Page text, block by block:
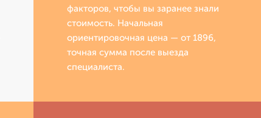
факторов, чтобы вы заранее знали
стоимость. Начальная
ориентировочная цена — от 1896,
точная сумма после выезда
специалиста.